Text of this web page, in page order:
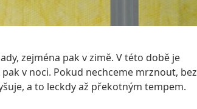
zejména pak v zimě. V této době je
v noci. Pokud nechceme mrznout, bez
a to leckdy až překotným tempem.